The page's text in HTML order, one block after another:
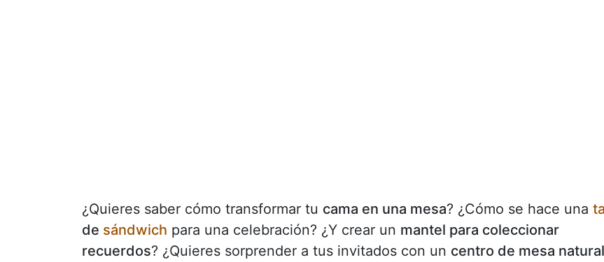
¿Quieres saber cómo transformar tu cama en una mesa? ¿Cómo se hace una
de sándwich para una celebración? ¿Y crear un mantel para coleccionar
recuerdos? ¿Quieres sorprender a tus invitados con un centro de mesa natural